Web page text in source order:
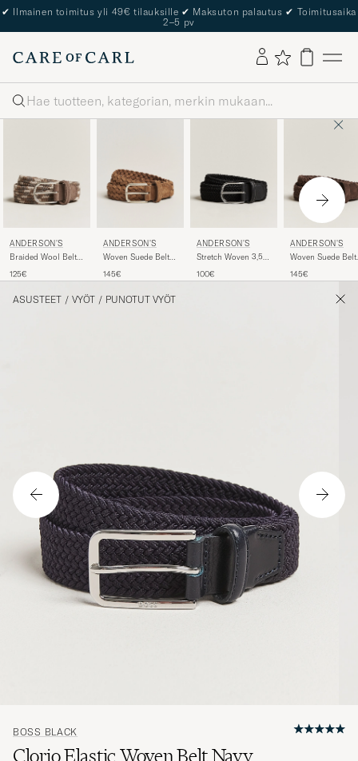
✔ Ilmainen toimitus yli 49€ tilauksille ✔ Maksuton palautus ✔ Toimitusaika
2–5 pv
Haku
ANDERSON'S
Braided Wool Belt
125€
ANDERSON'S
Woven Suede Belt 3
145€
ANDERSON'S
Stretch Woven 3,5
100€
ANDERSON'S
Woven Suede
145€
ASUSTEET / VYÖT / PUNOTUT VYÖT
BOSS BLACK
Clorio Elastic Woven Belt Navy